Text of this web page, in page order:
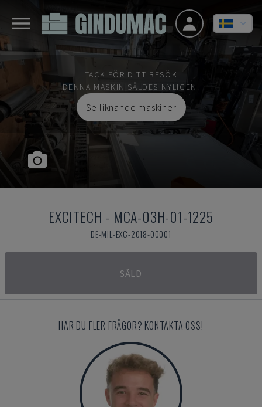
TACK FÖR DITT BESÖK
DENNA MASKIN SÅLDES NYLIGEN.
Se liknande maskiner
EXCITECH - MCA-03H-01-1225
DE-MIL-EXC-2018-00001
SÅLD
HAR DU FLER FRÅGOR? KONTAKTA OSS!